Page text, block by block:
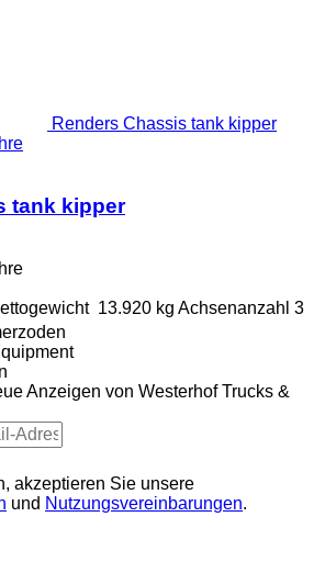
Renders Chassis tank kipper
tank kipper
13.920 kg Achsenanzahl 3
Anzeigen von Westerhof Trucks &
akzeptieren Sie unsere
und Nutzungsvereinbarungen.